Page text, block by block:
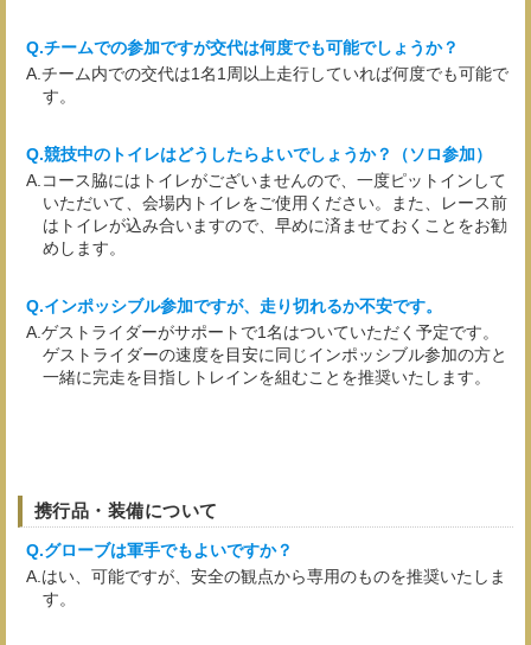
チームでの参加ですが交代は何度でも可能でしょうか？
チーム内での交代は1名1周以上走行していれば何度でも可能で
す。
競技中のトイレはどうしたらよいでしょうか？（ソロ参加）
コース脇にはトイレがございませんので、一度ピットインして
いただいて、会場内トイレをご使用ください。また、レース前
はトイレが込み合いますので、早めに済ませておくことをお勧
めします。
インポッシブル参加ですが、走り切れるか不安です。
ゲストライダーがサポートで1名はついていただく予定です。
ゲストライダーの速度を目安に同じインポッシブル参加の方と
一緒に完走を目指しトレインを組むことを推奨いたします。
携行品・装備について
グローブは軍手でもよいですか？
はい、可能ですが、安全の観点から専用のものを推奨いたしま
す。